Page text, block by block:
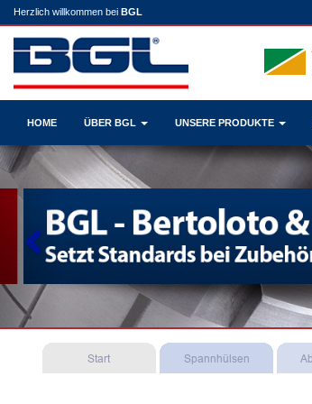
Herzlich willkommen bei BGL
HOME ÜBER BGL UNSERE PRODUKTE
Previous